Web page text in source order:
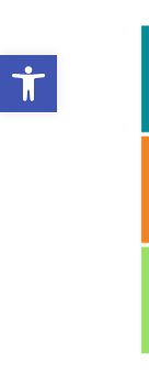
Open toolbar